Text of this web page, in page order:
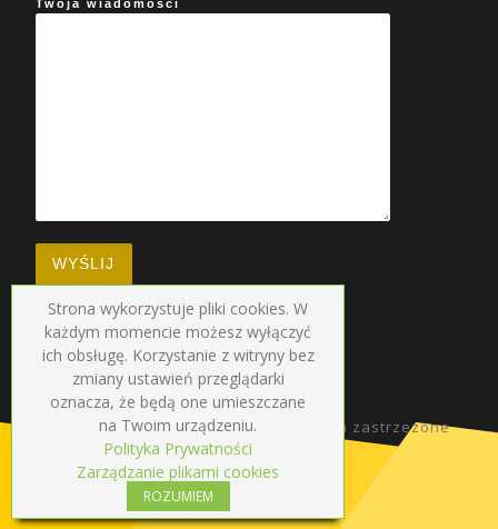
Twoja wiadomości
© 2026 Radio Droga – Wszelkie prawa zastrzezone
Strona wykorzystuje pliki cookies. W
każdym momencie możesz wyłączyć
ich obsługę. Korzystanie z witryny bez
zmiany ustawień przeglądarki
oznacza, że będą one umieszczane
na Twoim urządzeniu.
Polityka Prywatności
Zarządzanie plikami cookies
ROZUMIEM